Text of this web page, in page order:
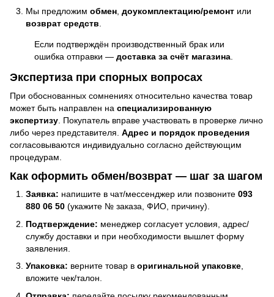
Мы предложим обмен, доукомплектацию/ремонт или
возврат средств.
Если подтверждён производственный брак или
ошибка отправки — доставка за счёт магазина.
Экспертиза при спорных вопросах
При обоснованных сомнениях относительно качества товар
может быть направлен на специализированную
экспертизу . Покупатель вправе участвовать в проверке лично
либо через представителя. Адрес и порядок проведения
согласовываются индивидуально согласно действующим
процедурам.
Как оформить обмен/возврат — шаг за шагом
Заявка: напишите в чат/мессенджер или позвоните 093
880 06 50 (укажите № заказа, ФИО, причину).
Подтверждение: менеджер согласует условия, адрес/
службу доставки и при необходимости вышлет форму
заявления.
Упаковка: верните товар в оригинальной упаковке,
вложите чек/талон.